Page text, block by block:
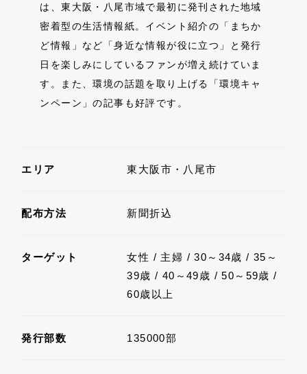
は、東大阪・八尾市域で最初に発刊された地域
密着型の生活情報紙。イベント紹介の「まちか
ど情報」など「身近な情報が役に立つ」と発行
日を楽しみにしているファンが増え続けていま
す。また、環境の話題を取り上げる「環境キャ
ンペーン」の記事も好評です。
エリア 東大阪市・八尾市
配布方法 新聞折込
ターゲット
女性 / 主婦 / 30～34歳 / 35～
39歳 / 40～49歳 / 50～59歳 /
60歳以上
発行部数 135000部